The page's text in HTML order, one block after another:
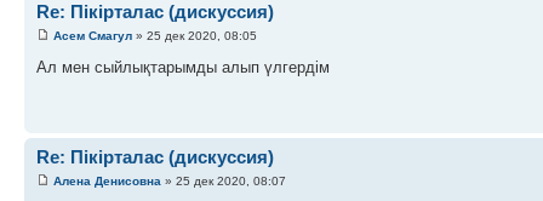
Re: Пікірталас (дискуссия)
Асем Смагул » 25 дек 2020, 08:05
Ал мен сыйлықтарымды алып үлгердім
Re: Пікірталас (дискуссия)
Алена Денисовна » 25 дек 2020, 08:07